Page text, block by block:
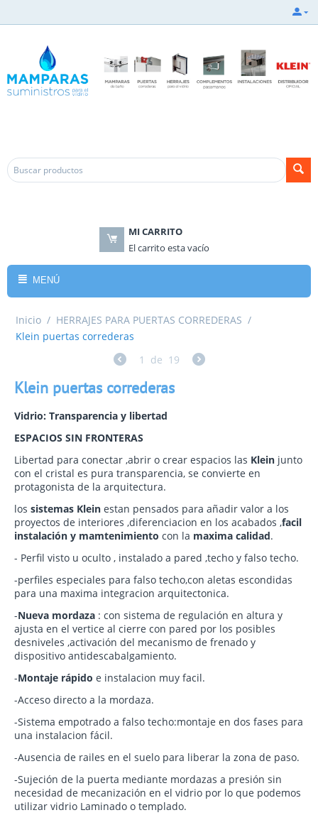
MI CARRITO
El carrito esta vacío
MENÚ
Inicio / HERRAJES PARA PUERTAS CORREDERAS /
Klein puertas correderas
1
de 19
Klein puertas correderas
Vidrio: Transparencia y libertad
ESPACIOS SIN FRONTERAS
Libertad para conectar ,abrir o crear espacios las Klein junto
con el cristal es pura transparencia, se convierte en
protagonista de la arquitectura.
los sistemas Klein estan pensados para añadir valor a los
proyectos de interiores ,diferenciacion en los acabados ,facil
instalación y mamtenimiento con la maxima calidad.
- Perfil visto u oculto , instalado a pared ,techo y falso techo.
-perfiles especiales para falso techo,con aletas escondidas
para una maxima integracion arquitectonica.
-Nueva mordaza : con sistema de regulación en altura y
ajusta en el vertice al cierre con pared por los posibles
desniveles ,activación del mecanismo de frenado y
dispositivo antidescabalgamiento.
-Montaje rápido e instalacion muy facil.
-Acceso directo a la mordaza.
-Sistema empotrado a falso techo:montaje en dos fases para
una instalacion fácil.
-Ausencia de railes en el suelo para liberar la zona de paso.
-Sujeción de la puerta mediante mordazas a presión sin
necesidad de mecanización en el vidrio por lo que podemos
utilizar vidrio Laminado o templado.